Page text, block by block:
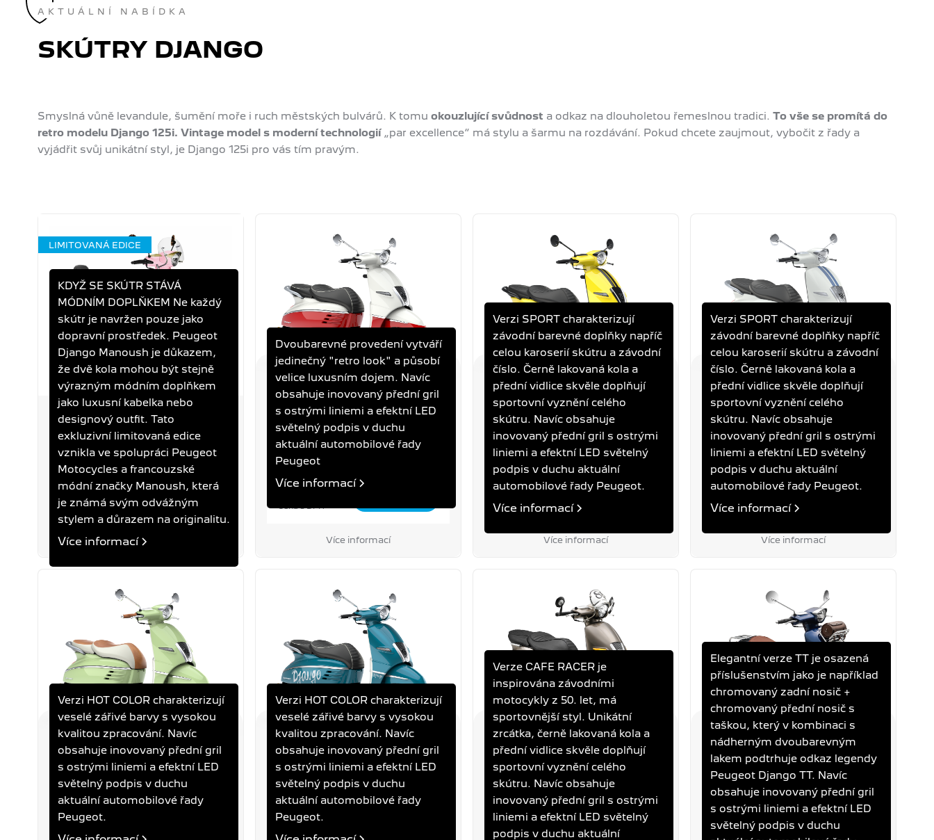
AKTUÁLNÍ NABÍDKA
SKÚTRY DJANGO
Smyslná vůně levandule, šumění moře i ruch městských bulvárů. K tomu okouzlující svůdnost a odkaz na dlouholetou řemeslnou tradici. To vše se promítá do
retro modelu Django 125i. Vintage model s moderní technologií „par excellence“ má stylu a šarmu na rozdávání. Pokud chcete zaujmout, vybočit z řady a
vyjádřit svůj unikátní styl, je Django 125i pro vás tím pravým.
LIMITOVANÁ EDICE
DJANGO 125I
MANOUSH
KDYŽ SE SKÚTR STÁVÁ
MÓDNÍM DOPLŇKEM Ne každý
skútr je navržen pouze jako
dopravní prostředek. Peugeot
Django Manoush je důkazem,
že dvě kola mohou být stejně
výrazným módním doplňkem
jako luxusní kabelka nebo
designový outfit. Tato
exkluzivní limitovaná edice
vznikla ve spolupráci Peugeot
Motocycles a francouzské
módní značky Manoush, která
je známá svým odvážným
stylem a důrazem na originalitu.
Více informací
Objem
125 ccm
Výkon
7,8 kW
Spotřeba
2,5 l/100 km
Cena s DPH
Více informací
DJANGO 125I STANDARD
DRAGON RED
Dvoubarevné provedení vytváří
jedinečný "retro look" a působí
velice luxusním dojem. Navíc
obsahuje inovovaný přední gril
s ostrými liniemi a efektní LED
světelný podpis v duchu
aktuální automobilové řady
Peugeot
Více informací
Objem Výkon Spotřeba
2,5 l/100 km
Cena s DPH
Více informací
DJANGO 125I SPORT
CARIBBEAN YELLOW
Verzi SPORT charakterizují
závodní barevné doplňky napříč
celou karoserií skútru a závodní
číslo. Černě lakovaná kola a
přední vidlice skvěle doplňují
sportovní vyznění celého
skútru. Navíc obsahuje
inovovaný přední gril s ostrými
liniemi a efektní LED světelný
podpis v duchu aktuální
automobilové řady Peugeot.
Více informací
Objem
125 ccm
Výkon
7,8 kW
Spotřeba
2,5 l/100 km
Cena s DPH
Více informací
DJANGO 125I SPORT
MILKY WHITE
Verzi SPORT charakterizují
závodní barevné doplňky napříč
celou karoserií skútru a závodní
číslo. Černě lakovaná kola a
přední vidlice skvěle doplňují
sportovní vyznění celého
skútru. Navíc obsahuje
inovovaný přední gril s ostrými
liniemi a efektní LED světelný
podpis v duchu aktuální
automobilové řady Peugeot.
Více informací
Objem
125 ccm
Výkon
7,8 kW
Spotřeba
2,5 l/100 km
Cena s DPH
Více informací
DJANGO 125I HOT COLOR
PISTACHIO
Verzi HOT COLOR charakterizují
veselé zářivé barvy s vysokou
kvalitou zpracování. Navíc
obsahuje inovovaný přední gril
s ostrými liniemi a efektní LED
světelný podpis v duchu
aktuální automobilové řady
Peugeot.
Objem Výkon Spotřeba
2,5 l/100 km
DJANGO 125I HOT COLOR
PARADISE BLUE
Verzi HOT COLOR charakterizují
veselé zářivé barvy s vysokou
kvalitou zpracování. Navíc
obsahuje inovovaný přední gril
s ostrými liniemi a efektní LED
světelný podpis v duchu
aktuální automobilové řady
Peugeot.
Objem Výkon Spotřeba
2,5 l/100 km
DJANGO 125I CAFE RACER
LICHEN GREY
Verze CAFE RACER je
inspirována závodními
motocykly z 50. let, má
sportovnější styl. Unikátní
zrcátka, černě lakovaná kola a
přední vidlice skvěle doplňují
sportovní vyznění celého
skútru. Navíc obsahuje
inovovaný přední gril s ostrými
liniemi a efektní LED světelný
podpis v duchu aktuální
Objem Výkon
7,8 kW
Spotřeba
2,5 l/100 km
DJANGO 125I TT
SPACE BLUE
Elegantní verze TT je osazená
příslušenstvím jako je například
chromovaný zadní nosič +
chromovaný přední nosič s
taškou, který v kombinaci s
nádherným dvoubarevným
lakem podtrhuje odkaz legendy
Peugeot Django TT. Navíc
obsahuje inovovaný přední gril
s ostrými liniemi a efektní LED
světelný podpis v duchu
Objem
125 ccm
Výkon
7,8 kW
Spotřeba
2,5 l/100 km